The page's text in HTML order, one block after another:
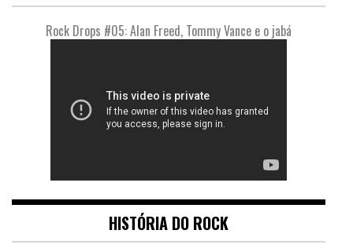
Rock Drops #05: Alan Freed, Tommy Vance e o jabá
HISTÓRIA DO ROCK